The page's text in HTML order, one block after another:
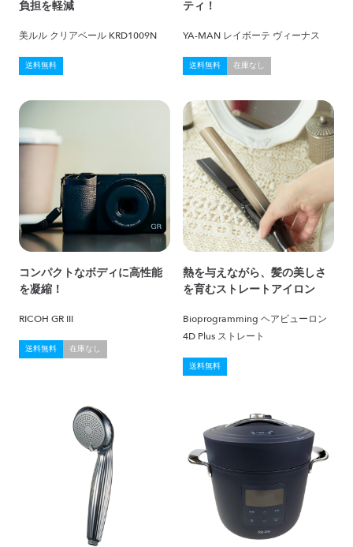
負担を軽減
美ルル クリアベール KRD1009N
送料無料
ティ！
YA-MAN レイボーテ ヴィーナス
送料無料 在庫なし
コンパクトなボディに高性能
を凝縮！
RICOH GR III
送料無料 在庫なし
熱を与えながら、髪の美しさ
を育むストレートアイロン
Bioprogramming ヘアビューロン
4D Plus ストレート
送料無料